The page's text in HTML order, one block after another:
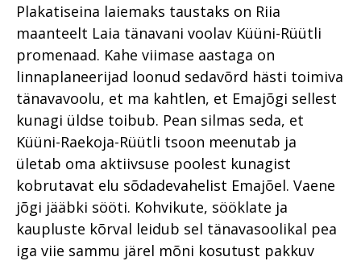
Plakatiseina laiemaks taustaks on Riia
maanteelt Laia tänavani voolav Küüni-Rüütli
promenaad. Kahe viimase aastaga on
linnaplaneerijad loonud sedavõrd hästi toimiva
tänavavoolu, et ma kahtlen, et Emajõgi sellest
kunagi üldse toibub. Pean silmas seda, et
Küüni-Raekoja-Rüütli tsoon meenutab ja
ületab oma aktiivsuse poolest kunagist
kobrutavat elu sõdadevahelist Emajõel. Vaene
jõgi jääbki sööti. Kohvikute, sööklate ja
kaupluste kõrval leidub sel tänavasoolikal pea
iga viie sammu järel mõni kosutust pakkuv